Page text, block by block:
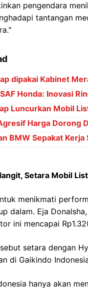
pengendara
tantangan
dipakai Kabinet
Honda: Inovasi
Luncurkan Mobil
Harga Dorong
BMW Sepakat
Setara Mobil
menikmati
dalam. Eja
ini mencapai
setara dengan
di Gaikindo
hanya akan